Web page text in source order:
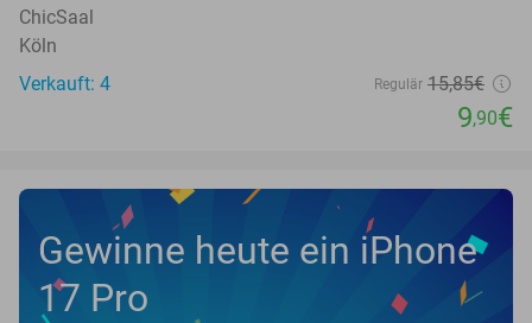
ChicSaal
Köln
Verkauft: 4
Regulär 15,85€
9,90€
Gewinne heute ein iPhone
17 Pro